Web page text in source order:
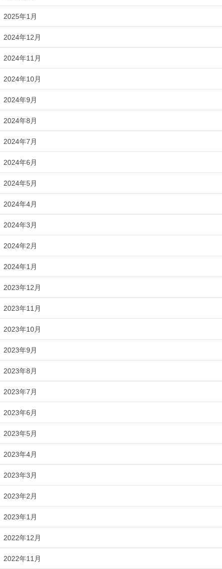
2025年1月
2024年12月
2024年11月
2024年10月
2024年9月
2024年8月
2024年7月
2024年6月
2024年5月
2024年4月
2024年3月
2024年2月
2024年1月
2023年12月
2023年11月
2023年10月
2023年9月
2023年8月
2023年7月
2023年6月
2023年5月
2023年4月
2023年3月
2023年2月
2023年1月
2022年12月
2022年11月